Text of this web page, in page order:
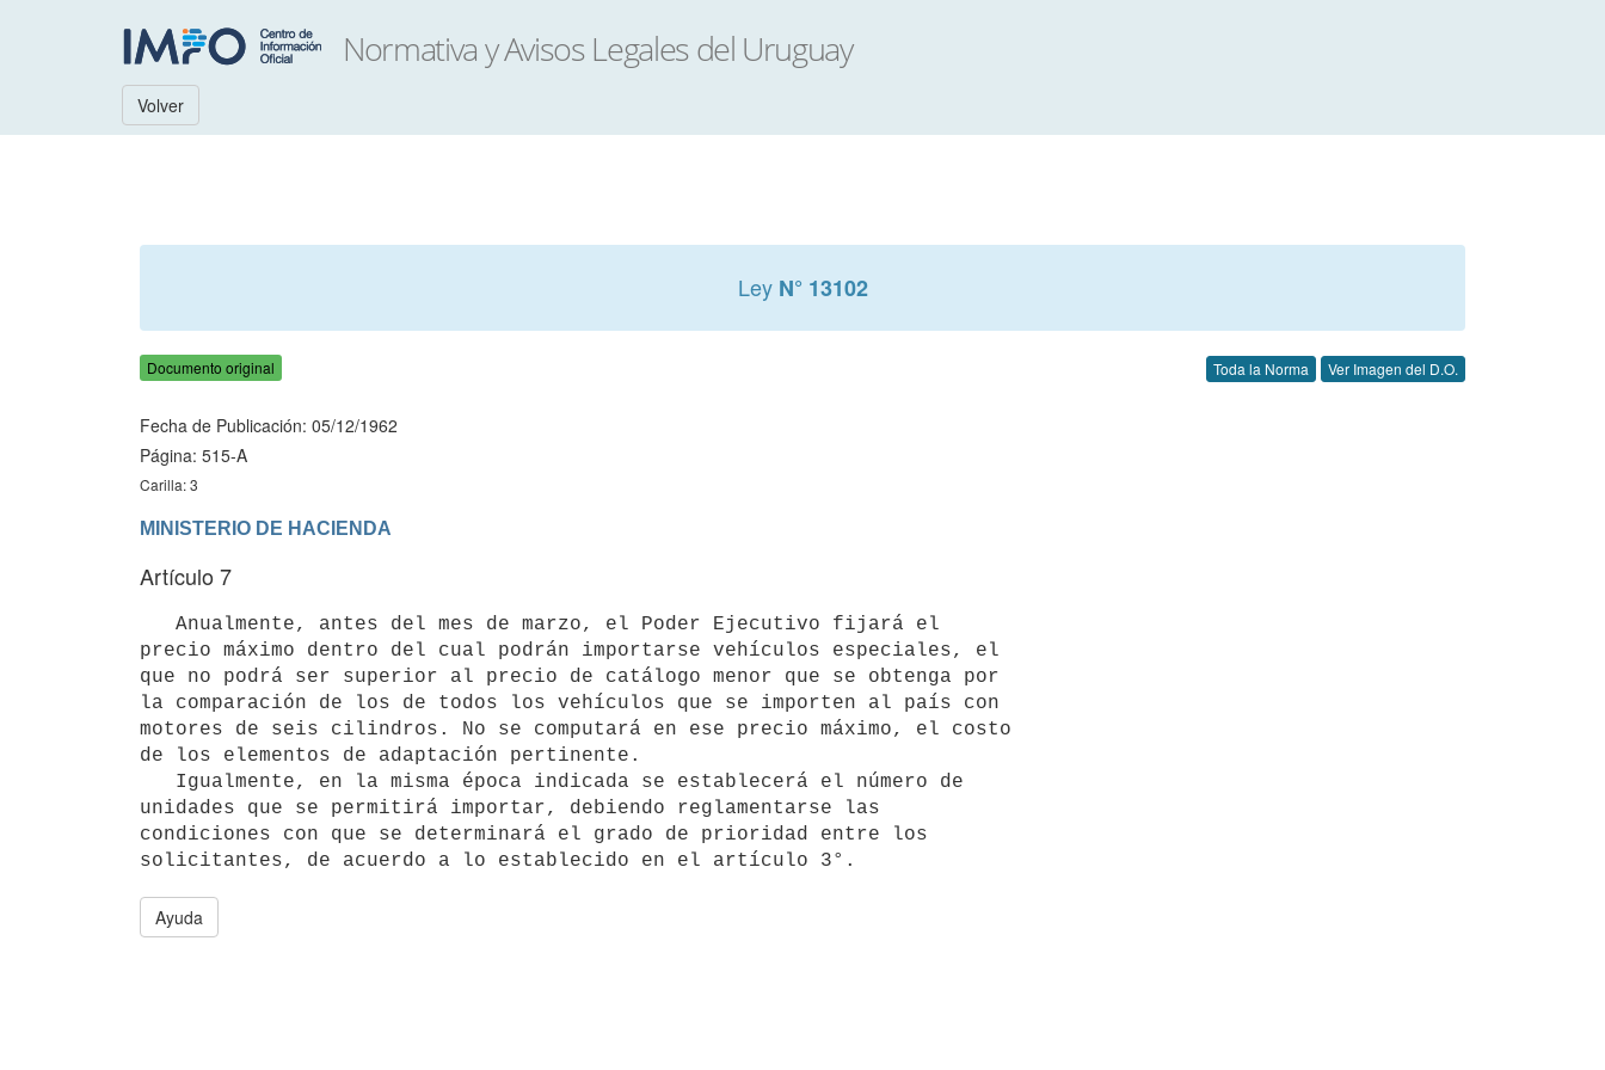
Volver
Ley N° 13102
Documento original Toda la Norma Ver Imagen del D.O.
Fecha de Publicación: 05/12/1962
Página: 515-A
Carilla: 3
MINISTERIO DE HACIENDA
Artículo 7
precio máximo dentro del cual podrán importarse vehículos especiales, el
que no podrá ser superior al precio de catálogo menor que se obtenga por
la comparación de los de todos los vehículos que se importen al país con
motores de seis cilindros. No se computará en ese precio máximo, el costo
de los elementos de adaptación pertinente.
unidades que se permitirá importar, debiendo reglamentarse las
condiciones con que se determinará el grado de prioridad entre los
solicitantes, de acuerdo a lo establecido en el artículo 3°.
Ayuda